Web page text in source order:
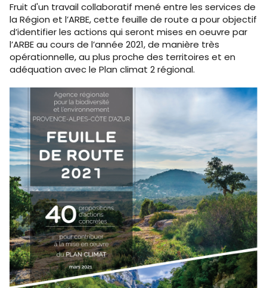
Fruit d'un travail collaboratif mené entre les services de
la Région et l’ARBE, cette feuille de route a pour objectif
d’identifier les actions qui seront mises en oeuvre par
l’ARBE au cours de l’année 2021, de manière très
opérationnelle, au plus proche des territoires et en
adéquation avec le Plan climat 2 régional.